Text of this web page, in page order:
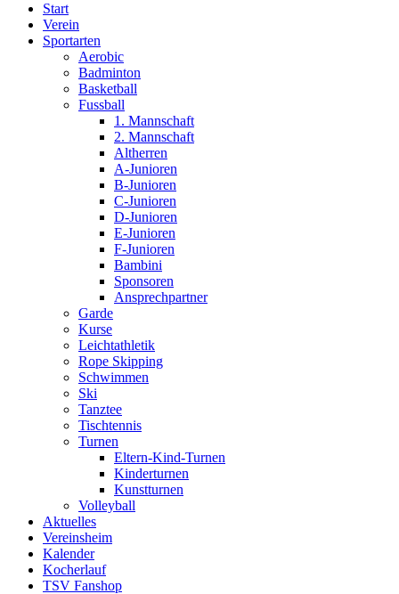
Start
Verein
Sportarten
Aerobic
Badminton
Basketball
Fussball
1. Mannschaft
2. Mannschaft
Altherren
A-Junioren
B-Junioren
C-Junioren
D-Junioren
E-Junioren
F-Junioren
Bambini
Sponsoren
Ansprechpartner
Garde
Kurse
Leichtathletik
Rope Skipping
Schwimmen
Ski
Tanztee
Tischtennis
Turnen
Eltern-Kind-Turnen
Kinderturnen
Kunstturnen
Volleyball
Aktuelles
Vereinsheim
Kalender
Kocherlauf
TSV Fanshop